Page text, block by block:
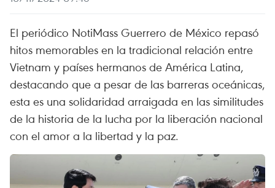
El periódico NotiMass Guerrero de México repasó
hitos memorables en la tradicional relación entre
Vietnam y países hermanos de América Latina,
destacando que a pesar de las barreras oceánicas,
esta es una solidaridad arraigada en las similitudes
de la historia de la lucha por la liberación nacional
con el amor a la libertad y la paz.